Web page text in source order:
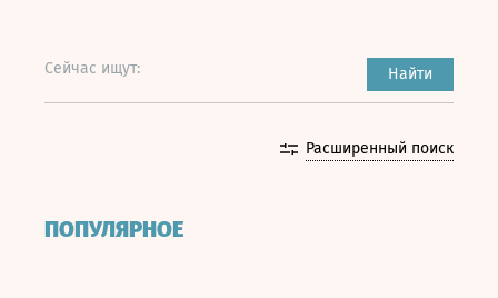
Сейчас ищут: Найти
Расширенный поиск
ПОПУЛЯРНОЕ